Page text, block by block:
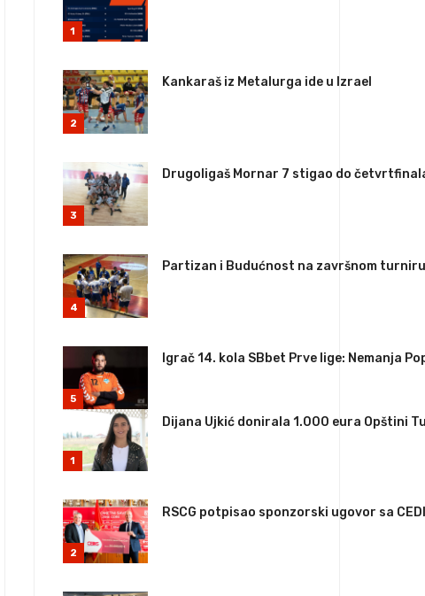
1
2
Kankaraš iz Metalurga ide u Izrael
3
Drugoligaš Mornar 7 stigao do
4
Partizan i Budućnost na završnom
5
Igrač 14. kola SBbet Prve lige: Nemanja
1
Dijana Ujkić donirala 1.000 eura Opštini
2
RSCG potpisao sponzorski ugovor sa